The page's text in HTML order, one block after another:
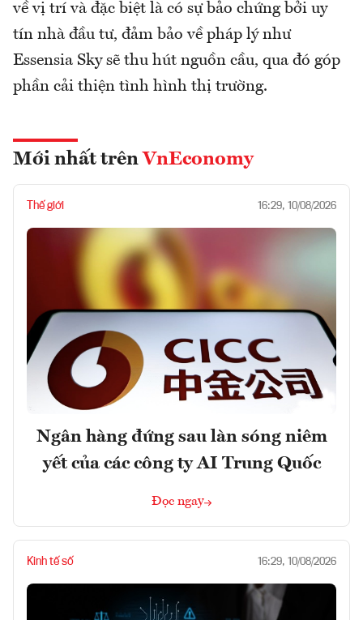
về vị trí và đặc biệt là có sự bảo chứng bởi uy
tín nhà đầu tư, đảm bảo về pháp lý như
Essensia Sky sẽ thu hút nguồn cầu, qua đó góp
phần cải thiện tình hình thị trường.
Mới nhất trên VnEconomy
Thế giới 16:29, 10/08/2026
Ngân hàng đứng sau làn sóng niêm
yết của các công ty AI Trung Quốc
Đọc ngay
Kinh tế số 16:29, 10/08/2026